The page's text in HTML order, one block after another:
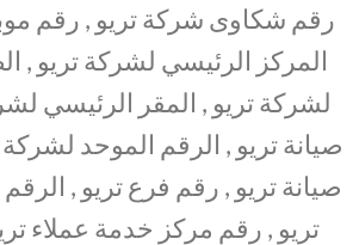
رقم شكاوى شركة تريو , رقم
المركز الرئيسي لشركة تريو ,
لشركة تريو , المقر الرئيسي
صيانة تريو , الرقم الموحد
صيانة تريو , رقم فرع تريو ,
تريو , رقم مركز خدمة عملاء